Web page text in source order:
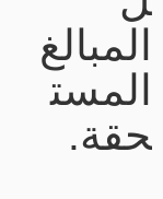
المبالغ
المست
حقة.